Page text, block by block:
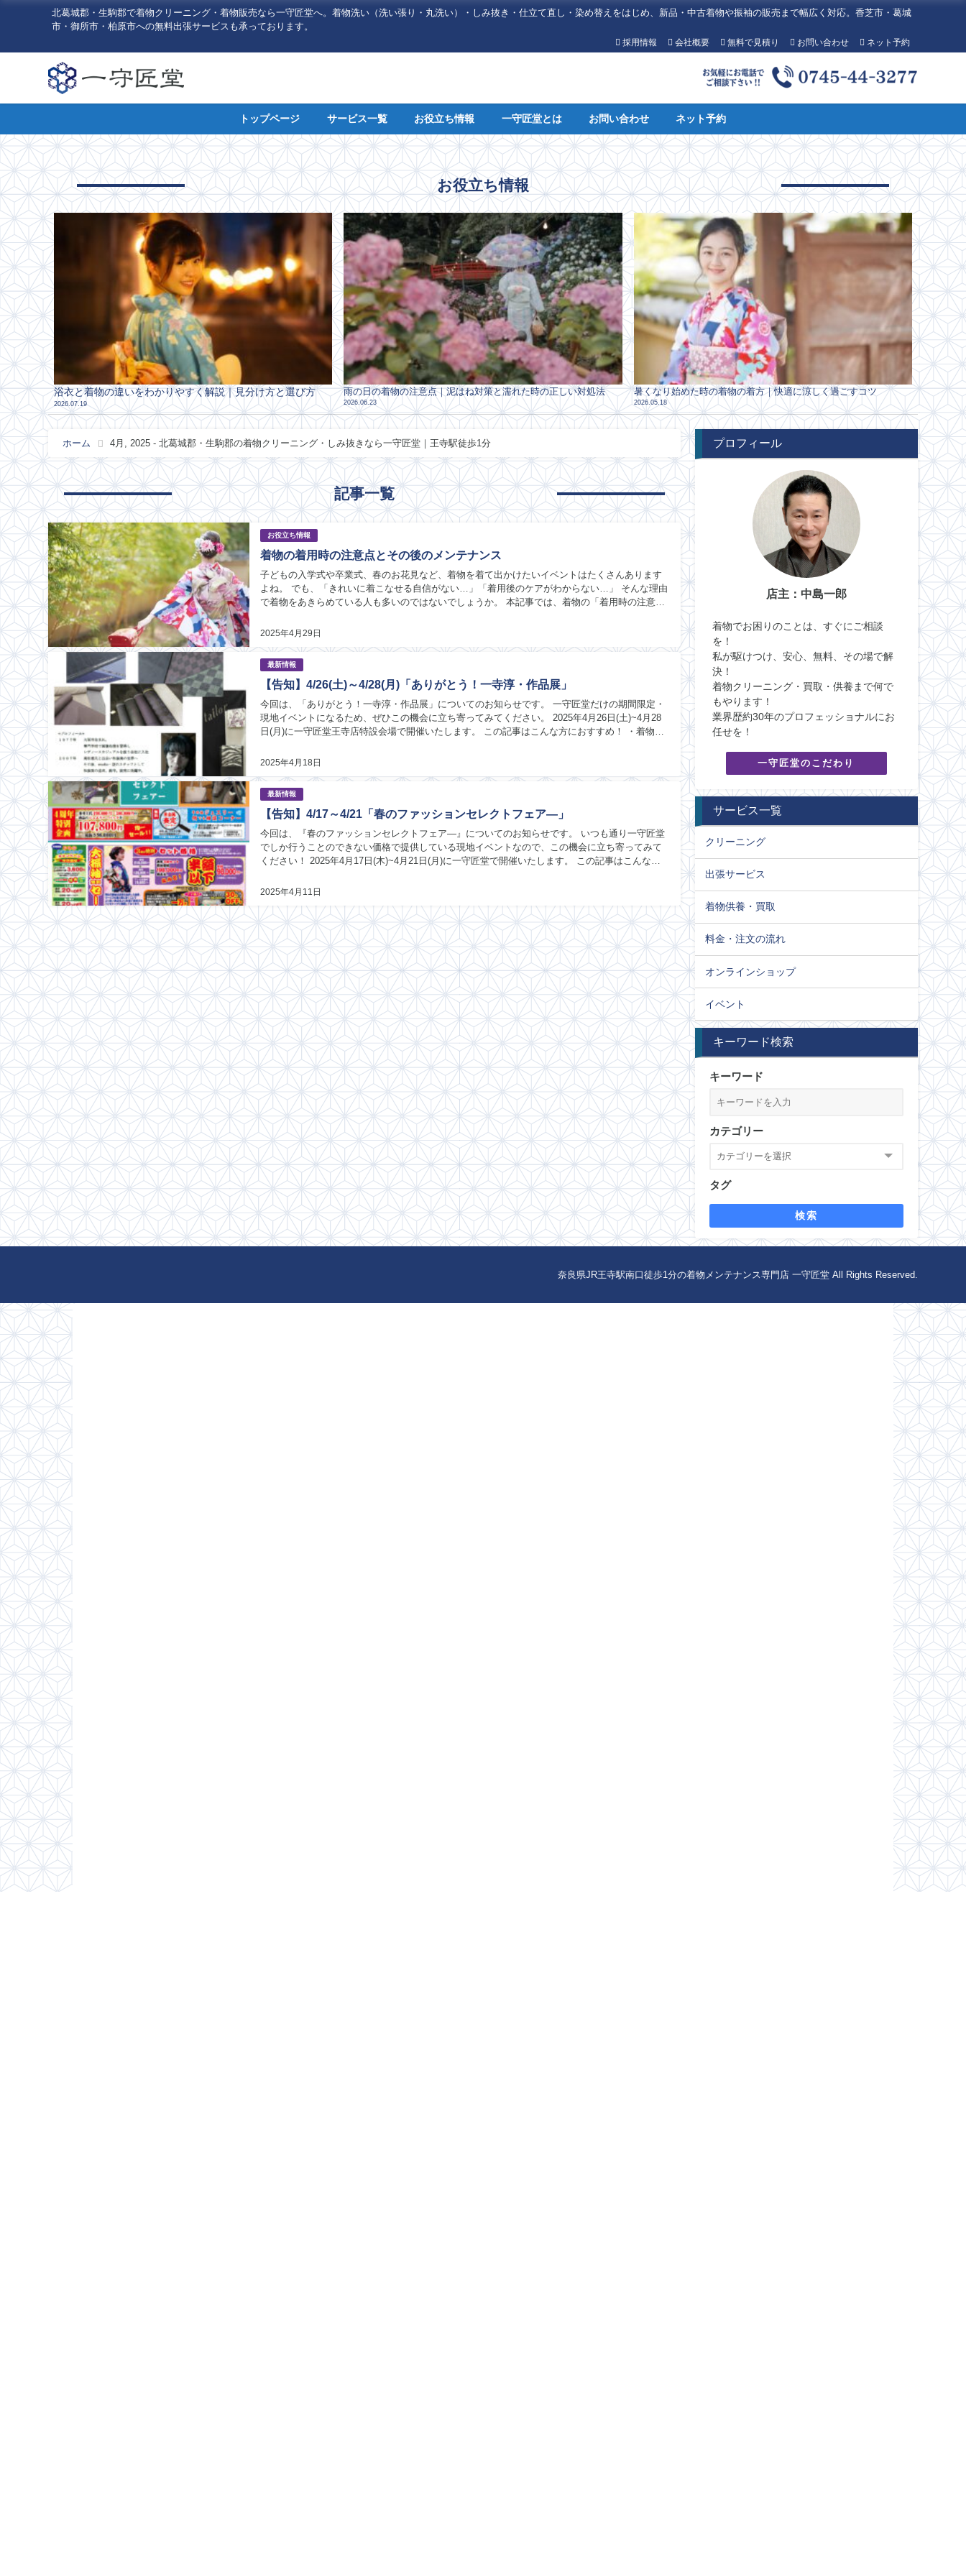
北葛城郡・生駒郡で着物クリーニング・着物販売なら一守匠堂へ。着物洗い（洗い張り・丸洗い）・しみ抜き・仕立て直し・染め替えをはじめ、新品・中古着物や振袖の販売まで幅広く対応。香芝市・葛城
市・御所市・柏原市への無料出張サービスも承っております。
採用情報 会社概要 無料で見積り お問い合わせ ネット予約
トップページ サービス一覧 お役立ち情報 一守匠堂とは お問い合わせ ネット予約
お役立ち情報
浴衣と着物の違いをわかりやすく解説｜見分け方と選び方
2026.07.19
雨の日の着物の注意点｜泥はね対策と濡れた時の正しい対処法
2026.06.23
暑くなり始めた時の着物の着方｜快適に涼しく過ごすコツ
2026.05.18
ホーム 4月, 2025 - 北葛城郡・生駒郡の着物クリーニング・しみ抜きなら一守匠堂｜王寺駅徒歩1分
記事一覧
お役立ち情報
着物の着用時の注意点とその後のメンテナンス
2025年4月29日
子どもの入学式や卒業式、春のお花見など、着物を着て出かけたいイベントはたくさんあります
よね。 でも、「きれいに着こなせる自信がない…」「着用後のケアがわからない…」 そんな理由
で着物をあきらめている人も多いのではないでしょうか。 本記事では、着物の「着用時の注意
最新情報
【告知】4/26(土)～4/28(月)「ありがとう！一寺淳・作品展」
2025年4月18日
今回は、「ありがとう！一寺淳・作品展」についてのお知らせです。 一守匠堂だけの期間限定・
現地イベントになるため、ぜひこの機会に立ち寄ってみてください。 2025年4月26日(土)~4月28
日(月)に一守匠堂王寺店特設会場で開催いたします。 この記事はこんな方におすすめ！ ・着物を
最新情報
【告知】4/17～4/21「春のファッションセレクトフェア―」
2025年4月11日
今回は、『春のファッションセレクトフェア―』についてのお知らせです。 いつも通り一守匠堂
でしか行うことのできない価格で提供している現地イベントなので、この機会に立ち寄ってみて
ください！ 2025年4月17日(木)~4月21日(月)に一守匠堂で開催いたします。 この記事はこんな方
プロフィール
店主：中島一郎
着物でお困りのことは、すぐにご相談
を！
私が駆けつけ、安心、無料、その場で解
決！
着物クリーニング・買取・供養まで何で
もやります！
業界歴約30年のプロフェッショナルにお
任せを！
一守匠堂のこだわり
サービス一覧
クリーニング
出張サービス
着物供養・買取
料金・注文の流れ
オンラインショップ
イベント
キーワード検索
キーワード
カテゴリー
タグ
検索
奈良県JR王寺駅南口徒歩1分の着物メンテナンス専門店 一守匠堂 All Rights Reserved.